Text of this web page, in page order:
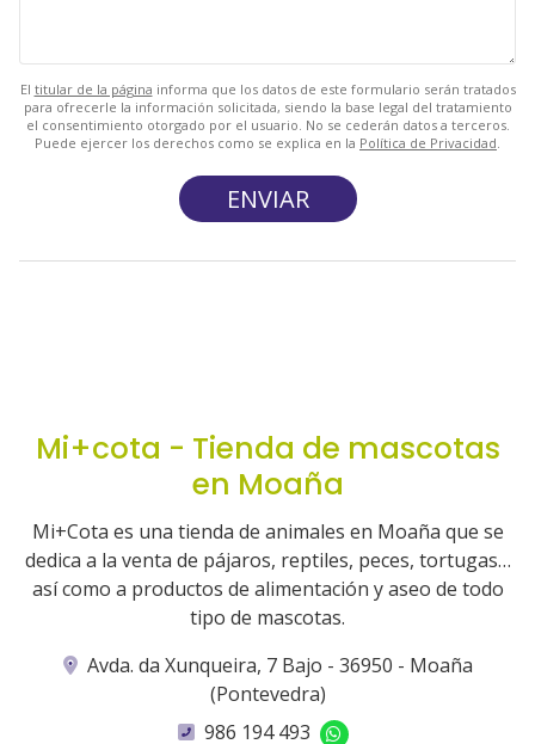
El titular de la página informa que los datos de este formulario serán tratados
para ofrecerle la información solicitada, siendo la base legal del tratamiento
el consentimiento otorgado por el usuario. No se cederán datos a terceros.
Puede ejercer los derechos como se explica en la Política de Privacidad
Mi+cota - Tienda de mascotas
en Moaña
Mi+Cota es una tienda de animales en Moaña que se
dedica a la venta de pájaros, reptiles, peces, tortugas…
así como a productos de alimentación y aseo de todo
tipo de mascotas.
Avda. da Xunqueira, 7 Bajo - 36950 - Moaña
(Pontevedra)
986 194 493